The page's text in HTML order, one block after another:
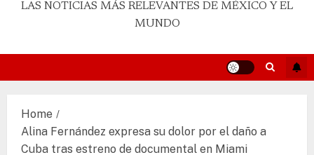
LAS NOTICIAS MÁS RELEVANTES DE MÉXICO Y EL
MUNDO
Home
Alina Fernández expresa su dolor por el daño a
Cuba tras estreno de documental en Miami